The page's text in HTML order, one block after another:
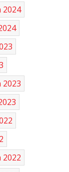
2024
2023
2022